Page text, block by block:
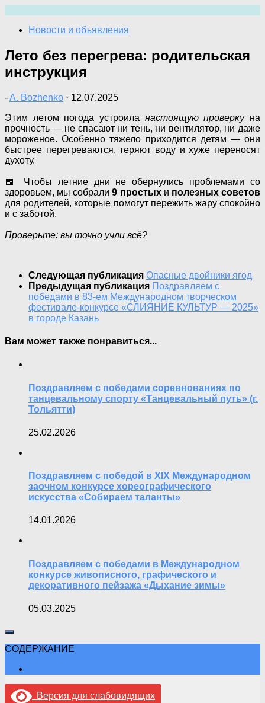
содержимому
Новости и объявления
Лето без перегрева: родительская
инструкция
-A. Bozhenko · 12.07.2025
Этим летом погода устроила настоящую проверкуна
прочность — не спасают ни тень, ни вентилятор, ни даже
мороженое. Особенно тяжело приходится детям — они
быстрее перегреваются, теряют воду и хуже переносят
духоту.
📅 Чтобы летние дни не обернулись проблемами со
здоровьем, мы собрали9 простыхи полезных советов
для родителей, которые помогут пережить жару спокойно
и с заботой.
Проверьте: вы точно учли всё?
Следующая публикация Опасные двойники ягод
Предыдущая публикация Поздравляем с
победами в 83-ем Международном творческом
фестивале-конкурсе «СЛИЯНИЕ КУЛЬТУР — 2025»
в городе Казань
Вам может также понравиться...
Поздравляем с победами соревнованиях по
танцевальному спорту «Танцевальный путь» (г.
Тольятти)
25.02.2026
Поздравляем с победой в XIX Международном
заочном конкурсе хореографического
искусства «Собираем таланты»
14.01.2026
Поздравляем с победами в Международном
конкурсе живописного, графического и
декоративного пейзажа «Дыхание зимы»
05.03.2025
СОДЕРЖАНИЕ
Версия для слабовидящих